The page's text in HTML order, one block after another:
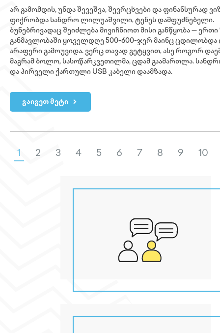
არ გამომდის, უნდა შევეშვა, შევრცხვები და ფინანსურად
ფიქრობდა სანდრო ლილუაშვილი, ტენეს დამფუძნებელი.
ბუნებრივადაც შეიძლება მივიჩნიოთ მისი განწყობა —
განმავლობაში ყოველდღე 500-600-ჯერ მაინც ცდილობდა
არაფერი გამოუვიდა. ვერც თავად გეტყვით, ასე როგორ
მაგრამ ბოლო, სასოწარკვეთილმა, ცდამ გაამართლა.
და პირველი ქართული USB კაბელი დაამზადა.
გაიგეთ მეტი
1 2 3 4 5 6 7 8 9 10